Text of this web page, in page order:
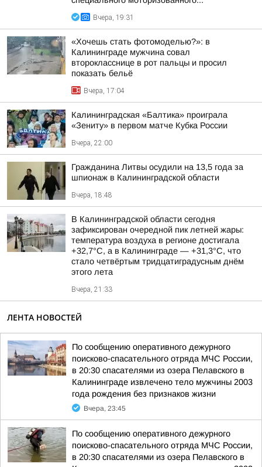
Вчера, 19:31
«Хочешь стать фотомоделью?»: в
Калининграде мужчина совал
второкласснице в рот пальцы и просил
показать бельё
Вчера, 17:04
Калининградская «Балтика» проиграла
«Зениту» в первом матче Кубка России
Вчера, 22:00
Гражданина Литвы осудили на 13,5 года за
шпионаж в Калининградской области
Вчера, 18:48
В Калининградской области сегодня
зафиксирован очередной пик летней жары:
температура воздуха в регионе достигала
+32,7°С, а в Калининграде — +31,3°С, что
стало четвёртым тридцатиградусным днём
этого лета
Вчера, 21:33
ЛЕНТА НОВОСТЕЙ
По сообщению оперативного дежурного
поисково-спасательного отряда МЧС России,
в 20:30 спасателями из озера Пелавского в
Калининграде извлечено тело мужчины 2003
года рождения без признаков жизни
Вчера, 23:45
По сообщению оперативного дежурного
поисково-спасательного отряда МЧС России,
в 20:30 спасателями из озера Пелавского в